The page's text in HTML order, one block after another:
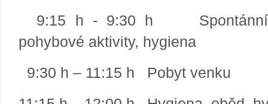
9:15 h - 9:30 h Spontánní
pohybové aktivity, hygiena
9:30 h – 11:15 h Pobyt venku